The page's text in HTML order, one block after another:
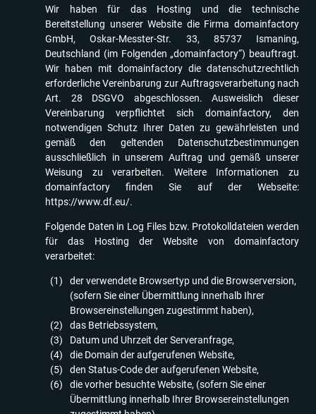
Wir haben für das Hosting und die technische
Bereitstellung unserer Website die Firma domainfactory
GmbH, Oskar-Messter-Str. 33, 85737 Ismaning,
Deutschland (im Folgenden „domainfactory“) beauftragt.
Wir haben mit domainfactory die datenschutzrechtlich
erforderliche Vereinbarung zur Auftragsverarbeitung nach
Art. 28 DSGVO abgeschlossen. Ausweislich dieser
Vereinbarung verpflichtet sich domainfactory, den
notwendigen Schutz Ihrer Daten zu gewährleisten und
gemäß den geltenden Datenschutzbestimmungen
ausschließlich in unserem Auftrag und gemäß unserer
Weisung zu verarbeiten. Weitere Informationen zu
domainfactory finden Sie auf der Webseite:
https://www.df.eu/.
Folgende Daten in Log Files bzw. Protokolldateien werden
für das Hosting der Website von domainfactory
verarbeitet:
der verwendete Browsertyp und die Browserversion,
(sofern Sie einer Übermittlung innerhalb Ihrer
Browsereinstellungen zugestimmt haben),
das Betriebssystem,
Datum und Uhrzeit der Serveranfrage,
die Domain der aufgerufenen Website,
den Status-Code der aufgerufenen Website,
die vorher besuchte Website, (sofern Sie einer
Übermittlung innerhalb Ihrer Browsereinstellungen